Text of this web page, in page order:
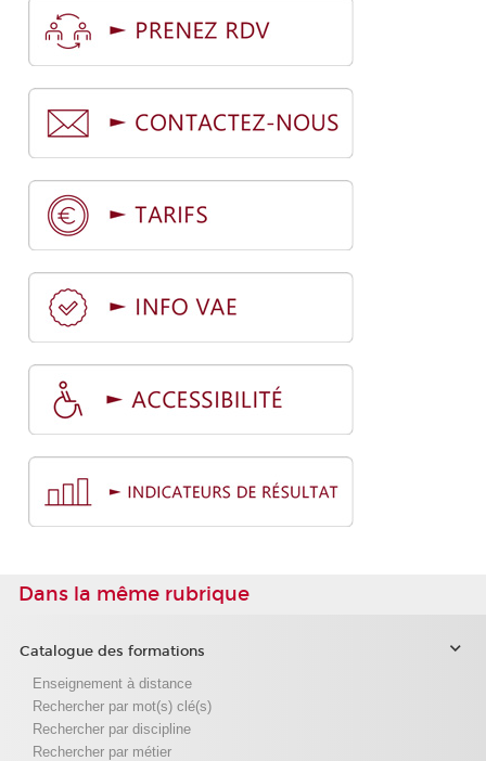
Dans la même rubrique
Catalogue des formations
Enseignement à distance
Rechercher par mot(s) clé(s)
Rechercher par discipline
Rechercher par métier